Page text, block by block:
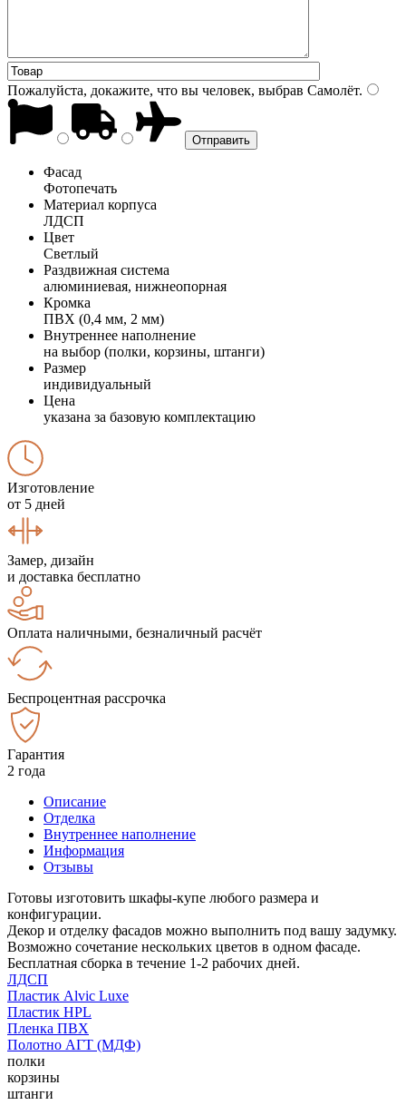
Пожалуйста, докажите, что вы человек, выбрав Самолёт.
Фасад
Фотопечать
Материал корпуса
ЛДСП
Цвет
Светлый
Раздвижная система
алюминиевая, нижнеопорная
Кромка
ПВХ (0,4 мм, 2 мм)
Внутреннее наполнение
на выбор (полки, корзины, штанги)
Размер
индивидуальный
Цена
указана за базовую комплектацию
Изготовление
от 5 дней
Замер, дизайн
и доставка бесплатно
Оплата наличными, безналичный расчёт
Беспроцентная рассрочка
Гарантия
2 года
Описание
Отделка
Внутреннее наполнение
Информация
Отзывы
Готовы изготовить шкафы-купе любого размера и
конфигурации.
Декор и отделку фасадов можно выполнить под вашу задумку.
Возможно сочетание нескольких цветов в одном фасаде.
Бесплатная сборка в течение 1-2 рабочих дней.
ЛДСП
Пластик Alvic Luxe
Пластик HPL
Пленка ПВХ
Полотно АГТ (МДФ)
полки
корзины
штанги